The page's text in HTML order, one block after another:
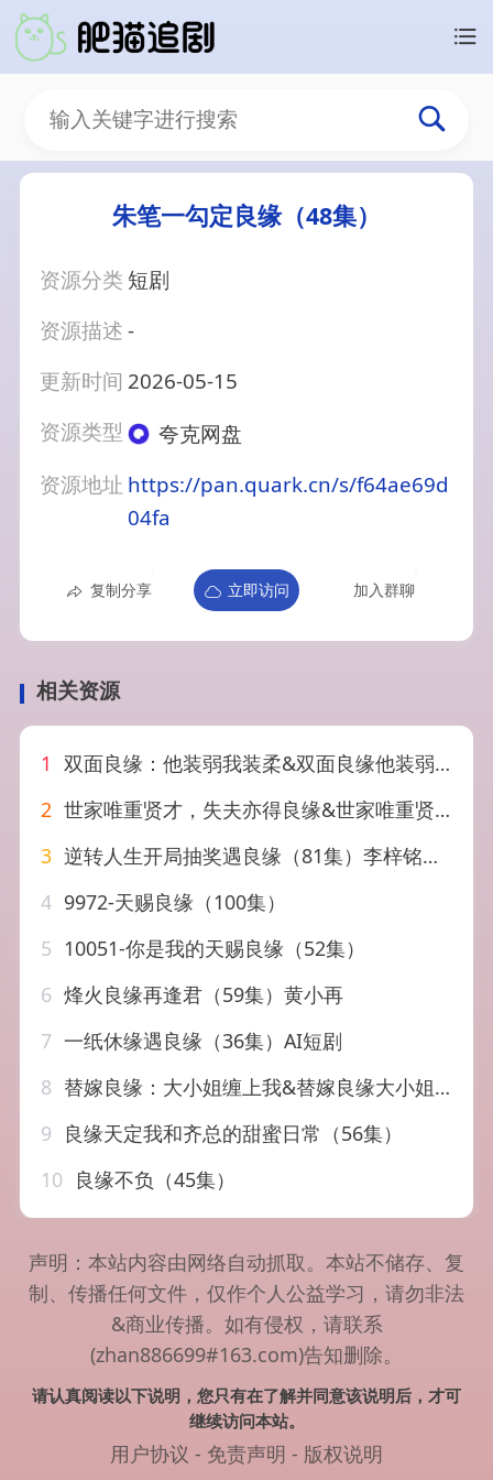
朱笔一勾定良缘（48集）
资源分类 短剧
资源描述-
更新时间 2026-05-15
资源类型
夸克网盘
资源地址 https://pan.quark.cn/s/f64ae69d
04fa
复制分享 立即访问 加入群聊
相关资源
1 双面良缘：他装弱我装柔&双面良缘他装弱我装柔（65集）AI短剧
2 世家唯重贤才，失夫亦得良缘&世家唯重贤才失夫亦得良缘（34集）AI短剧
3 逆转人生开局抽奖遇良缘（81集）李梓铭&冯青青
4 9972-天赐良缘（100集）
5 10051-你是我的天赐良缘（52集）
6 烽火良缘再逢君（59集）黄小再
7 一纸休缘遇良缘（36集）AI短剧
8 替嫁良缘：大小姐缠上我&替嫁良缘大小姐缠上我（76集）AI短剧
9
良缘天定我和齐总的甜蜜日常（56集）
10
良缘不负（45集）
声明：本站内容由网络自动抓取。本站不储存、复
制、传播任何文件，仅作个人公益学习，请勿非法
&商业传播。如有侵权，请联系
(zhan886699#163.com)告知删除。
请认真阅读以下说明，您只有在了解并同意该说明后，才可
继续访问本站。
用户协议 - 免责声明 - 版权说明